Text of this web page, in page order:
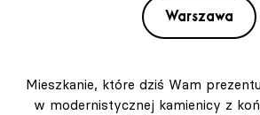
Warszawa
Mieszkanie, które dziś Wam
w modernistycznej kamienicy z